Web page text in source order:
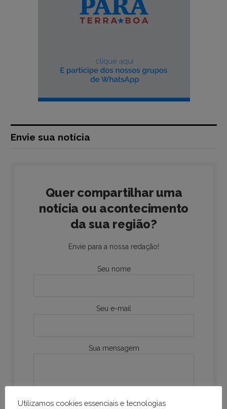
Envie sua notícia
Quer compartilhar uma
notícia ou acontecimento
da sua região?
Envie para a nossa redação!
Seu nome
Seu e-mail
Sua mensagem
Utilizamos cookies essenciais e tecnologias